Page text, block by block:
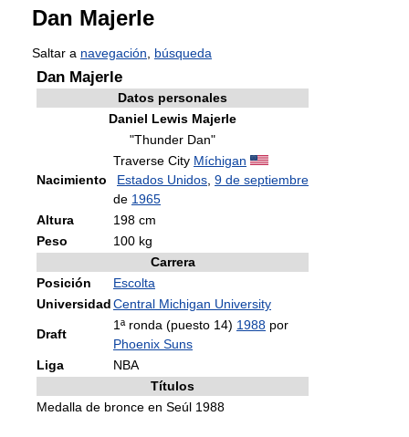
Dan Majerle
Saltar a navegación búsqueda
Dan Majerle
Datos personales
Daniel Lewis Majerle
"Thunder Dan"
Nacimiento
Traverse City Míchigan
Estados Unidos 9 de septiembre
de 1965
Altura
198 cm
Peso
100 kg
Carrera
Posición
Escolta
UniversidadCentral Michigan University
Draft
1ª ronda (puesto 14) 1988 por
Phoenix Suns
Liga
NBA
Títulos
Medalla de bronce en Seúl 1988